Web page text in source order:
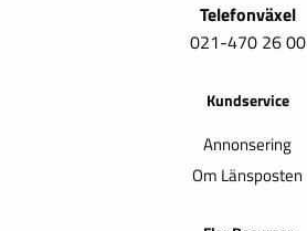
Telefonväxel
021-470 26 00
Kundservice
Annonsering
Om Länsposten